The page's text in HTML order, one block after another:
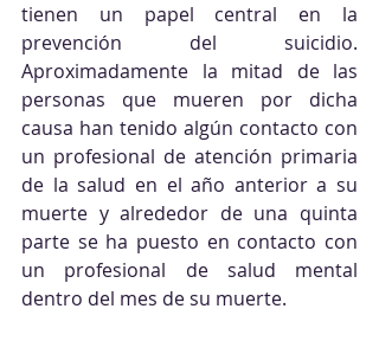
tienen un papel central en la
prevención del suicidio.
Aproximadamente la mitad de las
personas que mueren por dicha
causa han tenido algún contacto con
un profesional de atención primaria
de la salud en el año anterior a su
muerte y alrededor de una quinta
parte se ha puesto en contacto con
un profesional de salud mental
dentro del mes de su muerte.